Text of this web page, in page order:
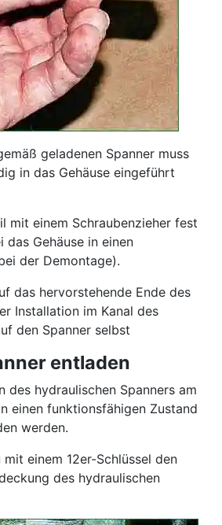
geladenen Spanner muss
in das Gehäuse eingeführt
mit einem Schraubenzieher fest
das Gehäuse in einen
der Demontage).
das hervorstehende Ende des
Installation im Kanal des
den Spanner selbst
entladen
des hydraulischen Spanners am
einen funktionsfähigen Zustand
werden.
einem 12er-Schlüssel den
des hydraulischen